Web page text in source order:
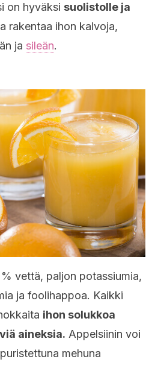
on hyväksi suolistolle ja
rakentaa ihon kalvoja,
ja sileän.
vettä, paljon potassiumia,
ja foolihappoa. Kaikki
ihon solukkoa
aineksia. Appelsiinin voi
mehuna